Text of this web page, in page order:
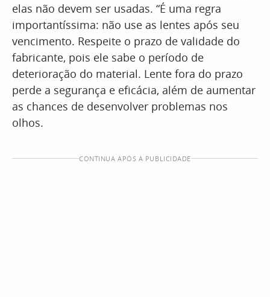
elas não devem ser usadas. “É uma regra
importantíssima: não use as lentes após seu
vencimento. Respeite o prazo de validade do
fabricante, pois ele sabe o período de
deterioração do material. Lente fora do prazo
perde a segurança e eficácia, além de aumentar
as chances de desenvolver problemas nos
olhos.
CONTINUA APÓS A PUBLICIDADE